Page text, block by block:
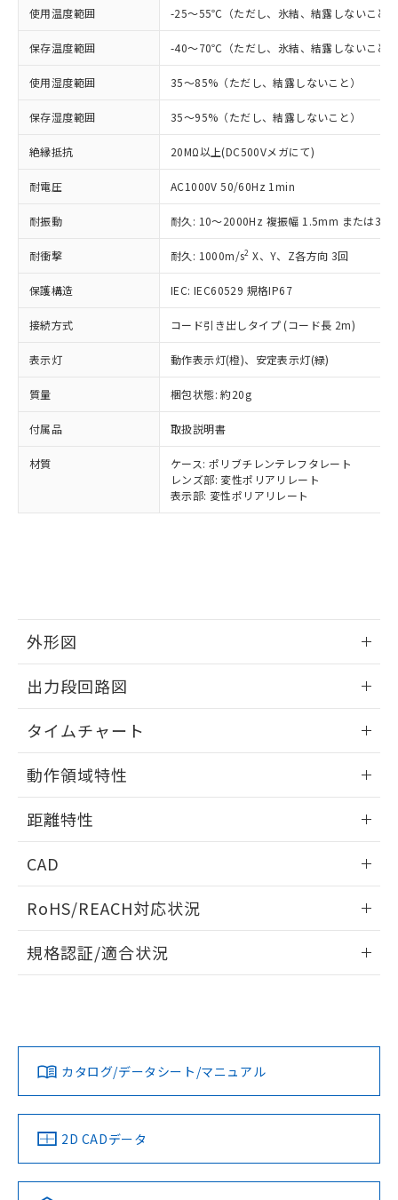
使用温度範囲 -25～55℃（ただし、氷結、結露しないこと
保存温度範囲 -40～70℃（ただし、氷結、結露しないこと
使用湿度範囲 35～85%（ただし、結露しないこと）
保存湿度範囲 35～95%（ただし、結露しないこと）
絶縁抵抗 20MΩ以上(DC500Vメガにて)
耐電圧 AC1000V 50/60Hz 1min
耐振動 耐久: 10～2000Hz 複振幅 1.5mm または
耐衝撃 耐久: 1000m/s2 X、Y、Z各方向 3回
保護構造 IEC: IEC60529 規格IP67
接続方式 コード引き出しタイプ (コード長 2m)
表示灯 動作表示灯(橙)、安定表示灯(緑)
質量 梱包状態: 約20g
付属品 取扱説明書
材質
ケース: ポリブチレンテレフタレート
レンズ部: 変性ポリアリレート
表示部: 変性ポリアリレート
外形図
出力段回路図
タイムチャート
動作領域特性
距離特性
受光出力-距離特性
CAD
ドすることができます。
ログイン/会員登録
ダウンロードデータをご利用いただく前に、以下を必ずお読
みください。
ソフトウェアの使用条件
RoHS/REACH対応状況
EU RoHS 注意事項・凡例
対応済み
中国 RoHS 注意事項・凡例
規格認証/適合状況
LR型式承認
（イギリス
船舶規格）
DNV型式承認
（ノルウェー
BV型式承認
（フランス
KR型式
（韓国
No No No No
カタログ/データシート/マニュアル
2D CADデータ
ご利用条件
ご利用ください。
本サービスは、当社制御機器事業取扱
商品の当社在庫状況および標準価格
(税抜)を提供させていただくもので
当社制御機器事業取扱商品の中には、
本サービスの対象外となる商品もある
ことをご了承ください。
在庫状況および標準価格照会結果は、
記載している更新日時点での社内デー
タに基づき作成されるものであり、閲
覧された時点での実際の在庫および標
準価格とは異なる場合があることをご
了承ください。
正式な納期状況および標準価格はお客
様のお取引先、またはお客様担当のオ
ムロン制御機器販売店・当社販売員に
ご相談ください。
オムロン制御機器販売店や当社販売拠
販売ネットワーク
」をご確認
在庫状況および標準価格結果を当社の
登録された部品リストについて、当社
および当社の共同利用者が、当社の製
品・サービスに関するお客様との取
引・商談に必要な範囲で利用すること
をご了承ください。
の共同利用に関して"
用者の範囲」に記載されている法人を
す。
有に対応した製品に切り替える予定のある
対応予定なし：EU RoHS指令（10物質）の
非含有に非対応の商品で、対応品を出す予
定はありません。
調査・確認中：EU RoHS指令（10物質）の
非含有の対応状況を調査中または確認中の
非該当品：ライセンス料など無形物で、有
仕入先様の事情により、非含有部品として
いたものが、含有品と判明した場合などや
むを得ず変更することがあります。
*EU RoHS指令（10物質）：
鉛(Pb) 1000ppm以下、 水銀(Hg) 1000ppm以下、 カド
ミウム(Cd) 100ppm以下、
六価クロム(Cr(Ⅵ)) 1000ppm以下、ポリ臭化ビフェニル
類(PBB) 1000ppm以下、ポリ臭化ジフェニルエーテル類
(PBDE) 1000ppm以下、フタル酸ビス(2-エチルヘキシ
ルベンジル（BBP） 1000ppm以下、フタル酸ジブチル
（DBP） 1000ppm以下、フタル酸ジイソブチル
但し、RoHS指令で産業用監視および制御機器に対する
適用除外項目は除く。
フタル酸エステル類の４物質については閾値を超える意
図的な使用がないことを確認しています。
※3 非含有証明書ダウンロード
下記の非含有証明書をダウンロードするこ
EU RoHS指令（10物質）の非含有証明書
51物質の非含有証明書（当社基準）
るもので、過去に遡って非含有を証明する
ものではありません。
また、RoHS指令のフタル酸エステル類４
荷製品に未対応品が混在することから備考
欄に対応日を記載しておりました。
既に当社にて対応品への在庫切替を完了
していることから、特段のことがない限
り、2022年1月12日より割愛しておりま
す。
※1 中国RoHS○×表
「○」：最大均質材料含有率が中国RoHSの
基準値以下であることを示します。
「×」：最大均質材料含有率が中国RoHSの
基準値を超えていることを示します。
「－」：未確認です。当社販売部門へお問
い合わせください。
*中国RoHS10物質の基準値 (GB/T26572)：
Pb(鉛) :1000ppm、 Hg(水銀) : 1000ppm、 Cd(カドミウ
Cr(Ⅵ)(六価クロム) : 1000ppm、 PBBs(ポリ臭化ビフェ
ニル類) : 1000ppm、 PBDEs(ポリ臭化ジフェニルエーテ
DBP(フタル酸ジブチル) : 1000ppm、 DIBP(フタル酸ジ
イソブチル) : 1000ppm、 BBP(フタル酸ブチルベンジ
※2 環境保護使用期限
「－」：未確認です。当社販売部門へお問
い合わせください。
当社は、これら貴社製品のうち、外国
為替および外国貿易法に定める商品
（以下｢規制貨物等」という）を輸出
または国外への提供する場合は、日本
国政府の輸出許可(または役務取引許
可)を取得するなどの必要な手続きを
当社は規制貨物を破棄する場合は、完
全に破砕するなど、違法に輸出されな
いよう必要な手段を講じます。
当社は貴社製品を、核兵器、ミサイ
ル、化学兵器、生物兵器またはその他
武器並びにこれらの製造装置等に一切
使用いたしません。
当社は、貴社製品を第三者に販売する
一定数以上の在庫あり
一定数には満たないが在庫あり
在庫なし(最新の在庫状況につ
いては、お客様のお取引先、ま
たはお客様担当のオムロン制御
機器販売店・当社販売員にご確